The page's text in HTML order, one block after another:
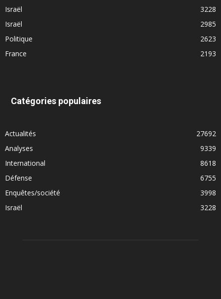
Israël
3228
Israël
2985
Politique
2623
France
2193
Catégories populaires
Actualités
27692
Analyses
9339
International
8618
Défense
6755
Enquêtes/société
3998
Israël
3228